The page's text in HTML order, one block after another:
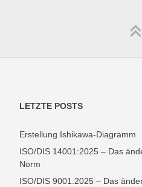
LETZTE POSTS
Erstellung Ishikawa-Diagramm
ISO/DIS 14001:2025 – Das
Norm
ISO/DIS 9001:2025 – Das